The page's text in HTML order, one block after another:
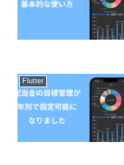
Flutter